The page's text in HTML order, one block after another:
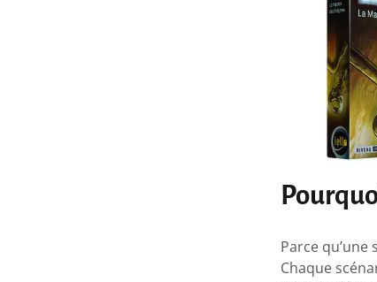
Parce
Chaque